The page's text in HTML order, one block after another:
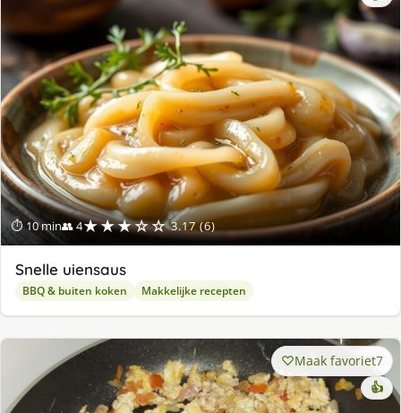
⏱ 10 min👥 4★★★☆☆ 3.17 (6)
Snelle uiensaus
BBQ & buiten koken Makkelijke recepten
Maak favoriet7
👍